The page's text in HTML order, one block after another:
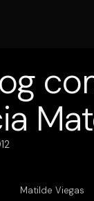
Matilde Viegas